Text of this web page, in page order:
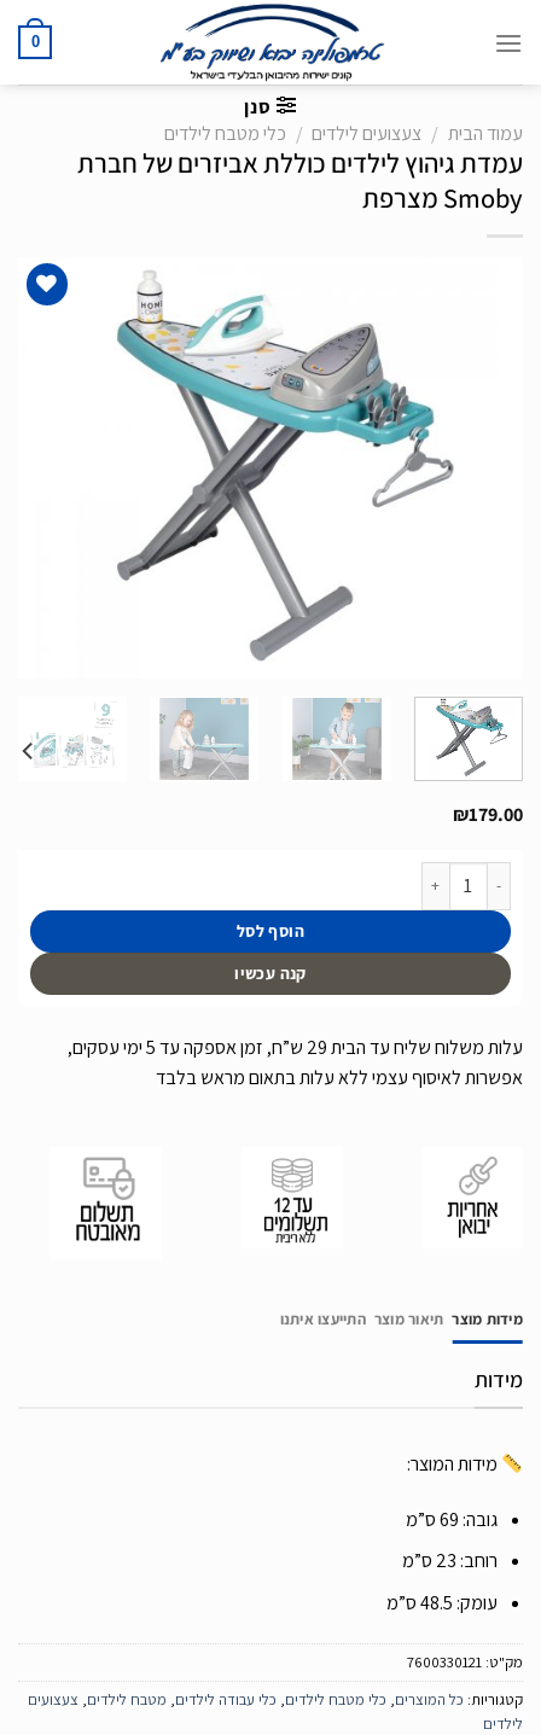
0
סנן
עמוד הבית
/ צעצועים לילדים / כלי מטבח לילדים
עמדת גיהוץ לילדים כוללת אביזרים של חברת
Smoby מצרפת
₪179.00
כמות של עמדת גיהוץ לילדים כוללת אביזרים של חברת Smoby מצרפת
הוסף לסל
קנה עכשיו
עלות משלוח שליח עד הבית 29 ש”ח, זמן אספקה עד 5 ימי עסקים,
אפשרות לאיסוף עצמי ללא עלות בתאום מראש בלבד
מידות מוצר תיאור מוצר התייעצו איתנו
מידות
מידות המוצר:
גובה: 69 ס”מ
רוחב: 23 ס”מ
עומק: 48.5 ס”מ
מק"ט: 7600330121
קטגוריות: כל המוצרים, כלי מטבח לילדים, כלי עבודה לילדים, מטבח לילדים, צעצועים
לילדים